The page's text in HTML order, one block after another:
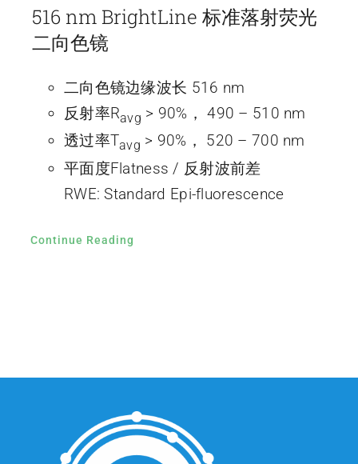
516 nm BrightLine 标准落射荧光
二向色镜
二向色镜边缘波长 516 nm
反射率Ravg > 90%， 490 – 510 nm
透过率Tavg > 90%， 520 – 700 nm
平面度Flatness / 反射波前差
RWE: Standard Epi-fluorescence
Continue Reading